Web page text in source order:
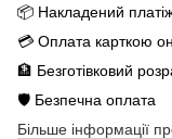
📦 Накладений
💳 Оплата карткою
🏦 Безготівковий
🛡️ Безпечна оплата
Більше інформації